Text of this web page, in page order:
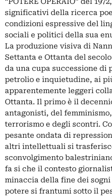
significativi della ricerca
condizioni espressive del
sociali e politici della sua
La produzione visiva di
Settanta e Ottanta del
da una cupa successione di
petrolio e inquietudine, ai
apparentemente leggeri
Ottanta. Il primo è il
antagonisti, del
terrorismo e degli scontri.
pesante ondata di
altri intellettuali si
sconvolgimento
fa si che il contesto
minaccia della fine dei sogni
potere si frantumi sotto il